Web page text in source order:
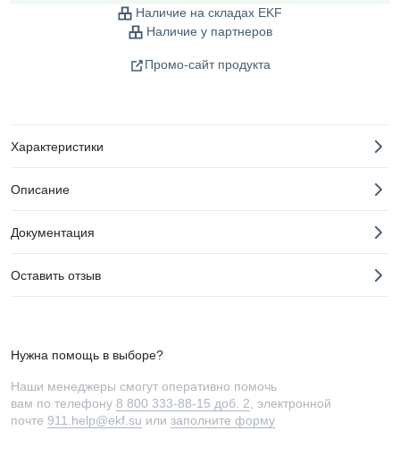
Наличие на складах EKF
Наличие у партнеров
Промо-сайт продукта
Характеристики
Описание
Документация
Оставить отзыв
Нужна помощь в выборе?
Наши менеджеры смогут оперативно помочь
вам по телефону 8 800 333-88-15 доб. 2 , электронной
почте 911.help@ekf.su или заполните форму